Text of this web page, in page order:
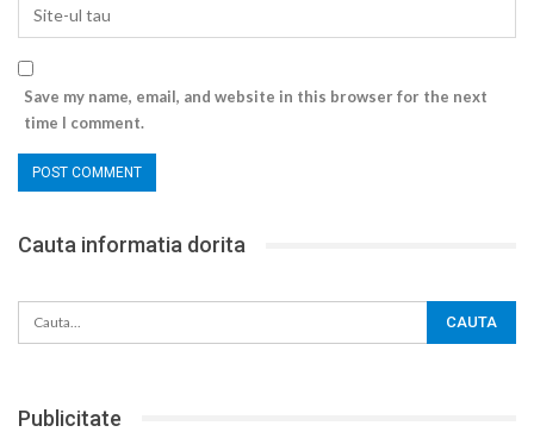
Save my name, email, and website in this browser for the next
time I comment.
Cauta informatia dorita
Publicitate